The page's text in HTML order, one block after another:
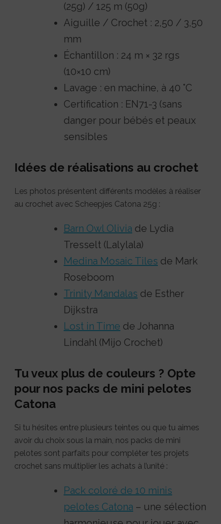
(25g) / 125 m (50g)
Aiguille / Crochet : 2,50 / 3,50
mm
Échantillon : 24 m × 32 rgs
(10×10 cm)
Lavage : en machine, à 40 °C
Certification : EN71-3 (sans
danger pour bébés et peaux
sensibles
Idées de réalisations au crochet
Les photos présentent différents modèles à réaliser
au crochet avec Scheepjes Catona 25g :
Barn Owl Olivia de Lydia
Tresselt (Lalylala)
Medina Mosaic Tiles de Mark
Roseboom
Trinity Mandalas de Esther
Dijkstra
Lost in Time de Johanna
Lindahl (Mijo Crochet)
Tu veux plus de couleurs ? Opte
pour nos packs de mini pelotes
Catona
Si tu hésites entre plusieurs teintes ou que tu aimes
avoir du choix sous la main, nos packs de mini
pelotes sont parfaits pour compléter tes projets
crochet sans multiplier les achats à l’unité :
Pack coloré de 10 minis
pelotes Catona – une sélection